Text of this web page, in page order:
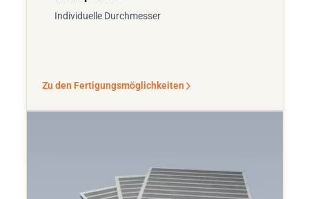
Individuelle Durchmesser
Zu den Fertigungsmöglichkeiten